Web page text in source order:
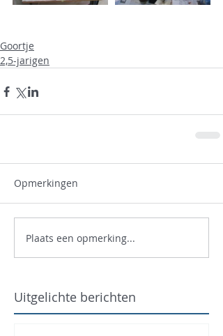
Goortje
2,5-jarigen
Opmerkingen
Plaats een opmerking...
Uitgelichte berichten